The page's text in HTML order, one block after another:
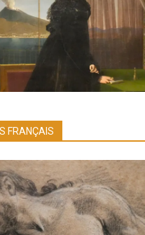
FRANÇAIS